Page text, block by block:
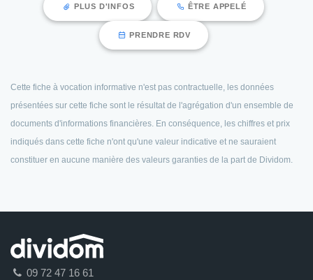
PLUS D'INFOS ÊTRE APPELÉ
PRENDRE RDV
Cette fiche à vocation informative n'est pas contractuelle, les données
présentées sur cette fiche sont le résultat de l'agrégation d'un ensemble de
documents d'informations financières. En conséquence, les chiffres et prix
indiqués dans cette fiche n'ont qu'une valeur indicative et ne sauraient
constituer en aucune manière des valeurs garanties de la part de Dividom.
09 72 47 16 61